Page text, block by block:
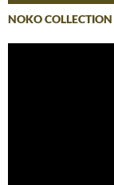
NOKO